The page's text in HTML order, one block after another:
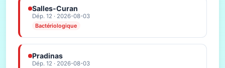
Salles-Curan
Dép. 12 · 2026-08-03
Bactériologique
Pradinas
Dép. 12 · 2026-08-03